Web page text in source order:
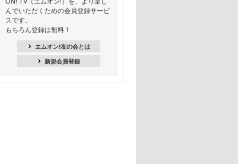
18:30
M-ON! Countdown K
んでいただくための会員登録サービ
スです。
もちろん登録は無料！
エムオン!友の会とは
新規会員登録